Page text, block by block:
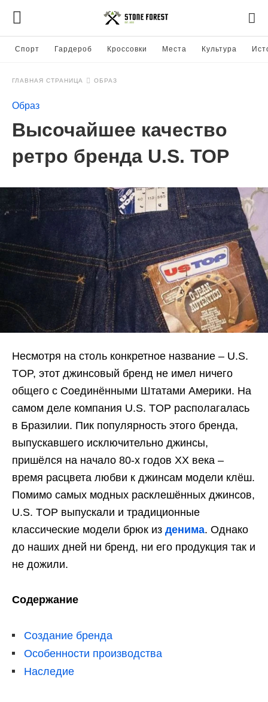
Спорт Гардероб Кроссовки Места Культура
ГЛАВНАЯ СТРАНИЦА ОБРАЗ
Образ
Высочайшее качество
ретро бренда U.S. TOP
Несмотря на столь конкретное название – U.S.
TOP, этот джинсовый бренд не имел ничего
общего с Соединёнными Штатами Америки. На
самом деле компания U.S. TOP располагалась
в Бразилии. Пик популярность этого бренда,
выпускавшего исключительно джинсы,
пришёлся на начало 80-х годов XX века –
время расцвета любви к джинсам модели клёш.
Помимо самых модных расклешённых джинсов,
U.S. TOP выпускали и традиционные
классические модели брюк из денима. Однако
до наших дней ни бренд, ни его продукция так и
не дожили.
Содержание
Создание бренда
Особенности производства
Наследие